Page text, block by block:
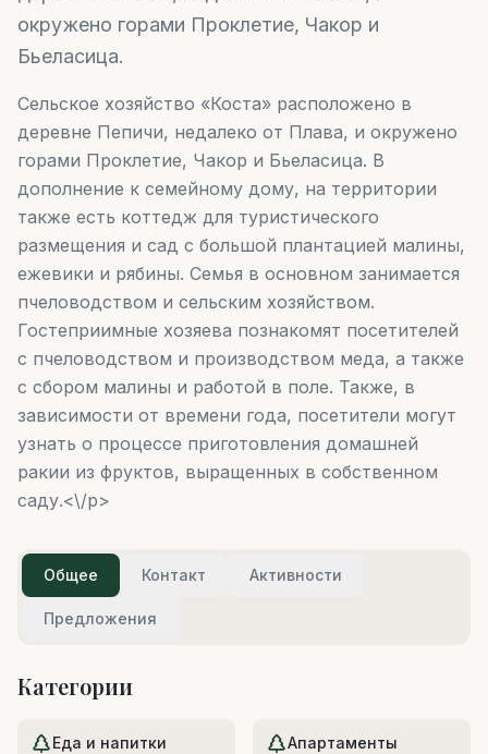
окружено горами Проклетие, Чакор и
Бьеласица.
Сельское хозяйство «Коста» расположено в
деревне Пепичи, недалеко от Плава, и окружено
горами Проклетие, Чакор и Бьеласица. В
дополнение к семейному дому, на территории
также есть коттедж для туристического
размещения и сад с большой плантацией малины,
ежевики и рябины. Семья в основном занимается
пчеловодством и сельским хозяйством.
Гостеприимные хозяева познакомят посетителей
с пчеловодством и производством меда, а также
с сбором малины и работой в поле. Также, в
зависимости от времени года, посетители могут
узнать о процессе приготовления домашней
ракии из фруктов, выращенных в собственном
саду.<\/p>
Общее Контакт Активности
Предложения
Категории
Еда и напитки Апартаменты